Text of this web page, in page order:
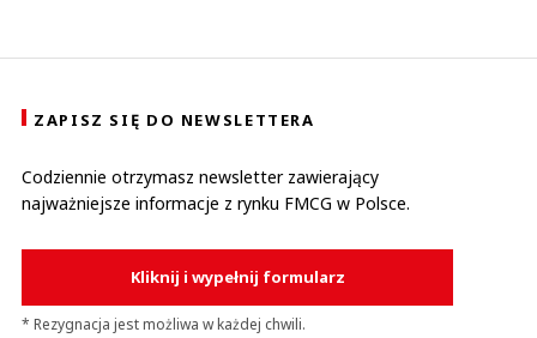
ZAPISZ SIĘ DO NEWSLETTERA
Codziennie otrzymasz newsletter zawierający
najważniejsze informacje z rynku FMCG w Polsce.
Kliknij i wypełnij formularz
* Rezygnacja jest możliwa w każdej chwili.